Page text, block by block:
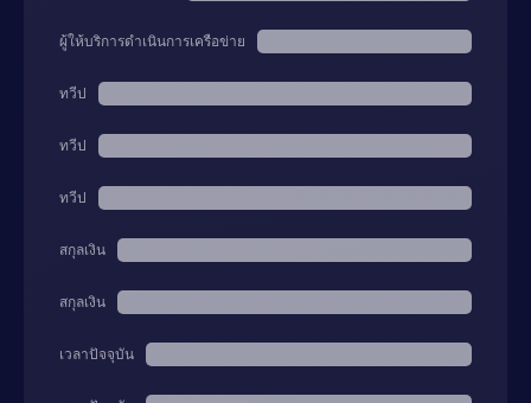
ผู้ให้บริการดำเนินการเครือข่าย
ทวีป
ทวีป
ทวีป
สกุลเงิน
สกุลเงิน
เวลาปัจจุบัน